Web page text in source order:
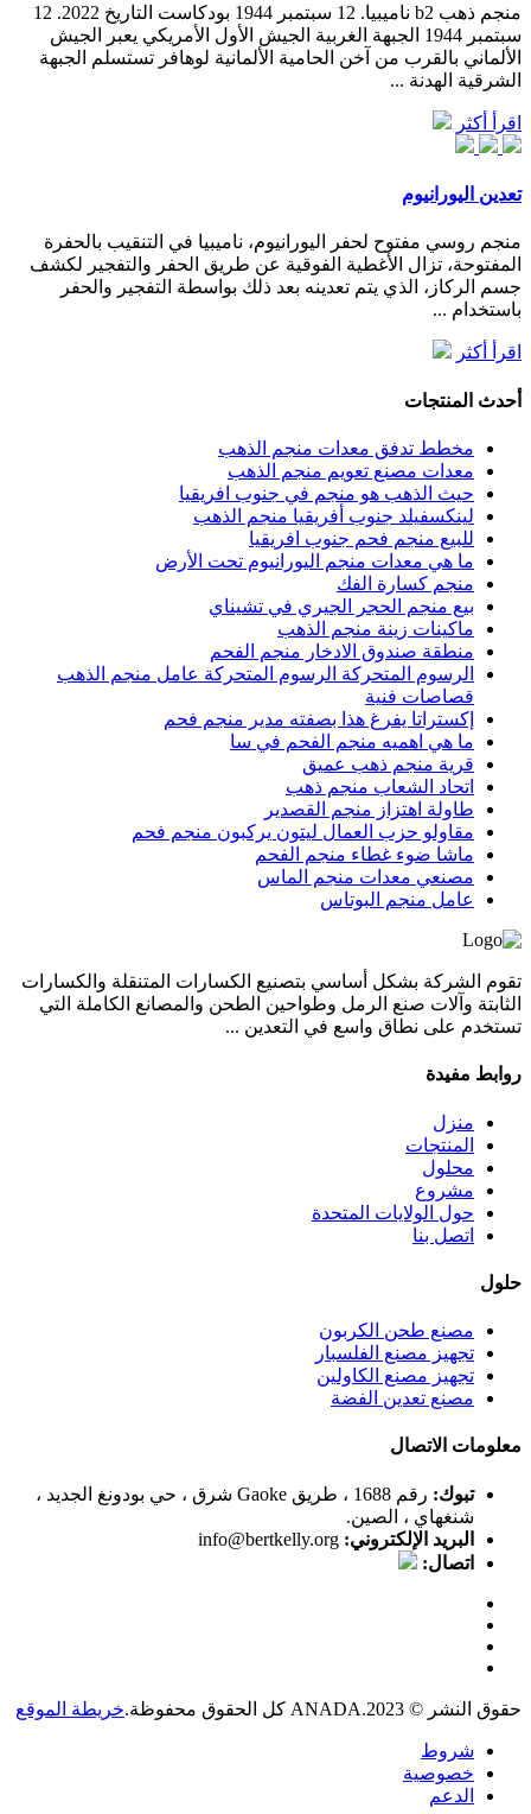
منجم ذهب b2 ناميبيا. 12 سبتمبر 1944 بودكاست التاريخ 2022. 12
سبتمبر 1944 الجبهة الغربية الجيش الأول الأمريكي يعبر الجيش
الألماني بالقرب من آخن الحامية الألمانية لوهافر تستسلم الجبهة
الشرقية الهدنة ...
اقرأ أكثر
تعدين اليورانيوم
منجم روسي مفتوح لحفر اليورانيوم، ناميبيا في التنقيب بالحفرة
المفتوحة، تزال الأغطية الفوقية عن طريق الحفر والتفجير لكشف
جسم الركاز، الذي يتم تعدينه بعد ذلك بواسطة التفجير والحفر
باستخدام ...
اقرأ أكثر
أحدث المنتجات
مخطط تدفق معدات منجم الذهب
معدات مصنع تعويم منجم الذهب
حيث الذهب هو منجم في جنوب افريقيا
لينكسفيلد جنوب أفريقيا منجم الذهب
للبيع منجم فحم جنوب افريقيا
ما هي معدات منجم اليورانيوم تحت الأرض
منجم كسارة الفك
بيع منجم الحجر الجيري في تشيناي
ماكينات زينة منجم الذهب
منطقة صندوق الادخار منجم الفحم
الرسوم المتحركة الرسوم المتحركة عامل منجم الذهب
قصاصات فنية
إكستراتا يفرغ هذا بصفته مدير منجم فحم
ما هي اهميه منجم الفحم في سا
قرية منجم ذهب عميق
اتحاد الشعاب منجم ذهب
طاولة اهتزاز منجم القصدير
مقاولو حزب العمال ليتون يركبون منجم فحم
ماشا ضوء غطاء منجم الفحم
مصنعي معدات منجم الماس
عامل منجم البوتاس
تقوم الشركة بشكل أساسي بتصنيع الكسارات المتنقلة والكسارات
الثابتة وآلات صنع الرمل وطواحين الطحن والمصانع الكاملة التي
تستخدم على نطاق واسع في التعدين ...
روابط مفيدة
منزل
المنتجات
محلول
مشروع
حول الولايات المتحدة
اتصل بنا
حلول
مصنع طحن الكربون
تجهيز مصنع الفلسبار
تجهيز مصنع الكاولين
مصنع تعدين الفضة
معلومات الاتصال
تبوك:
رقم 1688 ، طريق Gaoke شرق ، حي بودونغ الجديد ،
شنغهاي ، الصين.
البريد الإلكتروني: info@bertkelly.org
اتصال:
حقوق النشر © 2023.ANADA كل الحقوق محفوظة. خريطة الموقع
شروط
خصوصية
الدعم